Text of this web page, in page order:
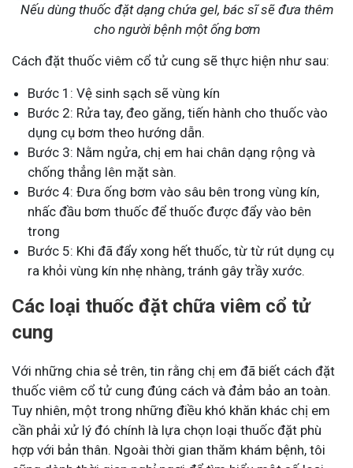
Nếu dùng thuốc đặt dạng chứa gel, bác sĩ sẽ đưa thêm
cho người bệnh một ống bơm
Cách đặt thuốc viêm cổ tử cung sẽ thực hiện như sau:
Bước 1: Vệ sinh sạch sẽ vùng kín
Bước 2: Rửa tay, đeo găng, tiến hành cho thuốc vào
dụng cụ bơm theo hướng dẫn.
Bước 3: Nằm ngửa, chị em hai chân dạng rộng và
chống thẳng lên mặt sàn.
Bước 4: Đưa ống bơm vào sâu bên trong vùng kín,
nhấc đầu bơm thuốc để thuốc được đẩy vào bên
trong
Bước 5: Khi đã đẩy xong hết thuốc, từ từ rút dụng cụ
ra khỏi vùng kín nhẹ nhàng, tránh gây trầy xước.
Các loại thuốc đặt chữa viêm cổ tử
cung
Với những chia sẻ trên, tin rằng chị em đã biết cách đặt
thuốc viêm cổ tử cung đúng cách và đảm bảo an toàn.
Tuy nhiên, một trong những điều khó khăn khác chị em
cần phải xử lý đó chính là lựa chọn loại thuốc đặt phù
hợp với bản thân. Ngoài thời gian thăm khám bệnh, tôi